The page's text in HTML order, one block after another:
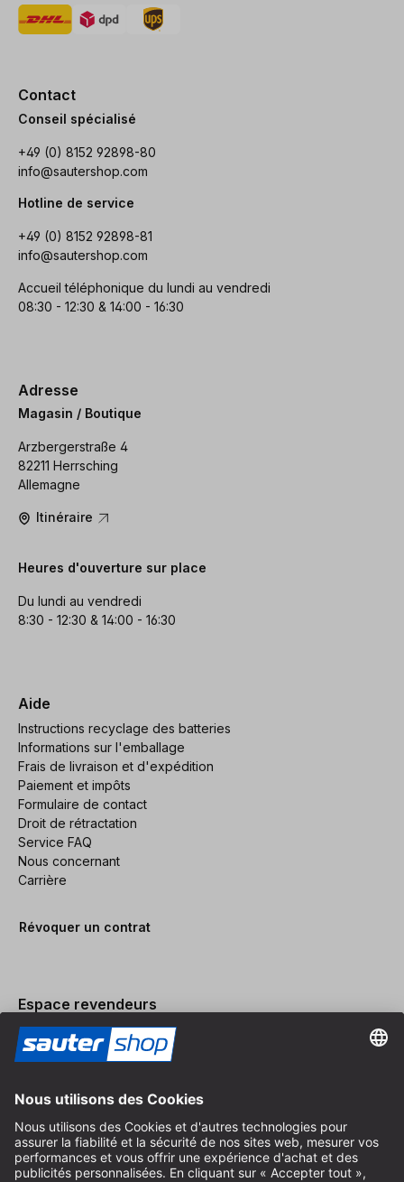
Contact
Conseil spécialisé
+49 (0) 8152 92898-80
info@sautershop.com
Hotline de service
+49 (0) 8152 92898-81
info@sautershop.com
Accueil téléphonique du lundi au vendredi
08:30 - 12:30 & 14:00 - 16:30
Adresse
Magasin / Boutique
Arzbergerstraße 4
82211 Herrsching
Allemagne
Itinéraire
Heures d'ouverture sur place
Du lundi au vendredi
8:30 - 12:30 & 14:00 - 16:30
Aide
Instructions recyclage des batteries
Informations sur l'emballage
Frais de livraison et d'expédition
Paiement et impôts
Formulaire de contact
Droit de rétractation
Service FAQ
Nous concernant
Carrière
Révoquer un contrat
Espace revendeurs
Devenir revendeur
Mentions légales
Conditions Générales